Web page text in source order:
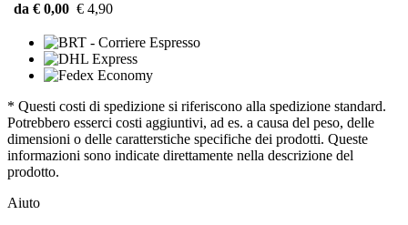
da € 0,00 € 4,90
* Questi costi di spedizione si riferiscono alla spedizione standard.
Potrebbero esserci costi aggiuntivi, ad es. a causa del peso, delle
dimensioni o delle caratterstiche specifiche dei prodotti. Queste
informazioni sono indicate direttamente nella descrizione del
prodotto.
Aiuto